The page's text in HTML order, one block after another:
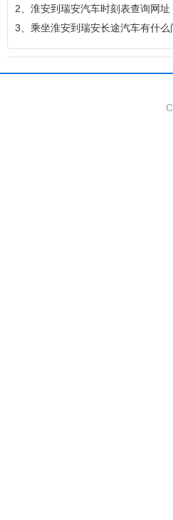
2、淮安到瑞安汽车时刻表查询网
3、乘坐淮安到瑞安长途汽车有什